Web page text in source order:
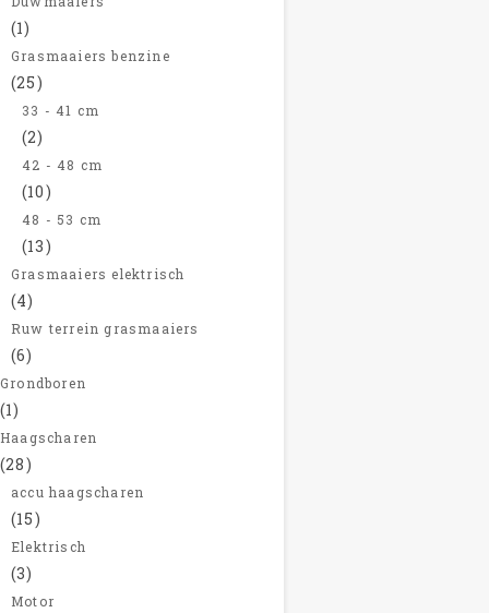
(1)
Grasmaaiers benzine
(25)
33 - 41 cm
(2)
42 - 48 cm
(10)
48 - 53 cm
(13)
Grasmaaiers elektrisch
(4)
Ruw terrein grasmaaiers
(6)
Grondboren
(1)
Haagscharen
(28)
accu haagscharen
(15)
Elektrisch
(3)
Motor